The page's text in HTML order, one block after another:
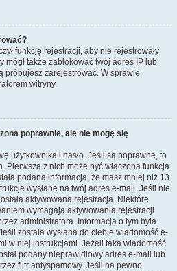
funkcję rejestracji, aby nie rejestrowały
mógł także zablokować twój adres IP lub
próbujesz zarejestrować. W sprawie
witryny.
poprawnie, ale nie mogę się
użytkownika i hasło. Jeśli są poprawne, to
Pierwszą z nich może być włączona funkcja
podana informacja, że masz mniej niż 13
wysłane na twój adres e-mail. Jeśli nie
aktywowana rejestracja. Niektóre
wymagają aktywowania rejestracji
administratora. Informacja o tym była
została wysłana do ciebie wiadomość e-
w niej instrukcjami. Jeżeli taka wiadomość
podany nieprawidłowy adres e-mail lub
filtr antyspamowy. Jeśli na pewno